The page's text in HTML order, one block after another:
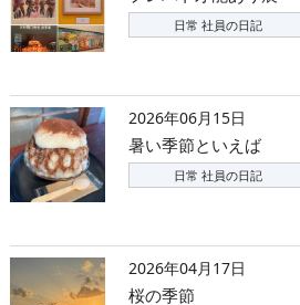
日常 社員の日記
2026年06月15日
暑い季節といえば
日常 社員の日記
2026年04月17日
桜の季節